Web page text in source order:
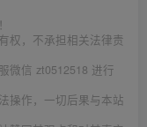
权，不承担相关法律责
微信 zt0512518 进行
操作，一切后果与本站